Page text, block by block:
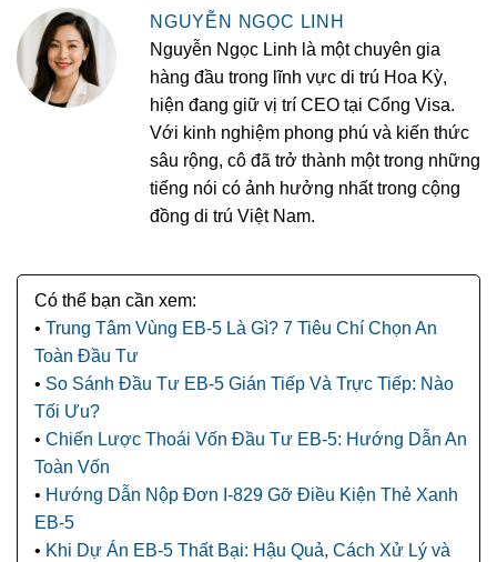
NGUYỄN NGỌC LINH
Nguyễn Ngọc Linh là một chuyên gia
hàng đầu trong lĩnh vực di trú Hoa Kỳ,
hiện đang giữ vị trí CEO tại Cổng Visa.
Với kinh nghiệm phong phú và kiến thức
sâu rộng, cô đã trở thành một trong những
tiếng nói có ảnh hưởng nhất trong cộng
đồng di trú Việt Nam.
Trung Tâm Vùng EB-5 Là Gì? 7 Tiêu Chí Chọn An
Toàn Đầu Tư
So Sánh Đầu Tư EB-5 Gián Tiếp Và Trực Tiếp: Nào
Tối Ưu?
Chiến Lược Thoái Vốn Đầu Tư EB-5: Hướng Dẫn An
Toàn Vốn
Hướng Dẫn Nộp Đơn I-829 Gỡ Điều Kiện Thẻ Xanh
EB-5
Khi Dự Án EB-5 Thất Bại: Hậu Quả, Cách Xử Lý và